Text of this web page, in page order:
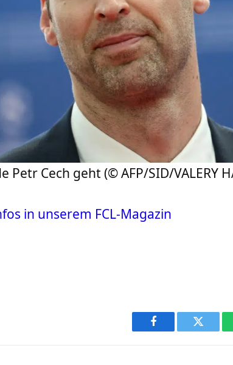
Petr Cech geht (© AFP/SID/VALERY
in unserem FCL-Magazin
Facebook Twitter